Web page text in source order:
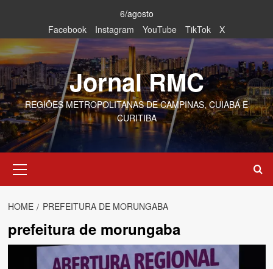
content
6/agosto
Facebook
Instagram YouTube TikTok X
Jornal RMC
REGIÕES METROPOLITANAS DE CAMPINAS, CUIABÁ E
CURITIBA
Menu
HOME PREFEITURA DE MORUNGABA
prefeitura de morungaba